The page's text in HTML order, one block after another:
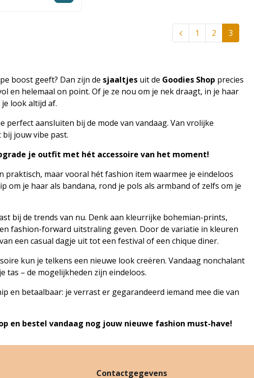
1 2 3
boost geeft? Dan zijn de sjaaltjes uit de Goodies Shop precies
en helemaal on point. Of je ze nou om je nek draagt, in je haar
look altijd af.
aansluiten bij de mode van vandaag. Van vrolijke
jouw vibe past.
je outfit met hét accessoire van het moment!
praktisch, maar vooral hét fashion item waarmee je eindeloos
om je haar als bandana, rond je pols als armband of zelfs om je
bij de trends van nu. Denk aan kleurrijke bohemian-prints,
fashion-forward uitstraling geven. Door de variatie in kleuren
een casual dagje uit tot een festival of een chique diner.
kun je telkens een nieuwe look creëren. Vandaag nonchalant
– de mogelijkheden zijn eindeloos.
en betaalbaar: je verrast er gegarandeerd iemand mee die van
en bestel vandaag nog jouw nieuwe fashion must-have!
Contactgegevens